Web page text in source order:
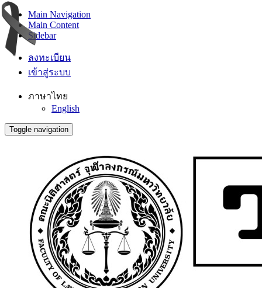
Main Navigation
Main Content
Sidebar
ลงทะเบียน
เข้าสู่ระบบ
ภาษาไทย
English
Toggle navigation